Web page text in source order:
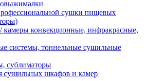
сушки пищевых
конвекционные, инфракрасные,
системы, тоннельные сушильные
сублиматоры
сушильных шкафов и камер